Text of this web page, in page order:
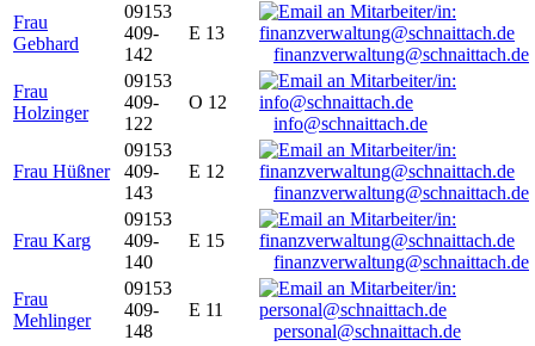
Frau
Gebhard
09153
409-
142
E 13
finanzverwaltung@schnaittach.de
Frau
Holzinger
09153
409-
122
O 12
info@schnaittach.de
Frau Hüßner
09153
409-
143
E 12
finanzverwaltung@schnaittach.de
Frau Karg
09153
409-
140
E 15
finanzverwaltung@schnaittach.de
Frau
Mehlinger
09153
409-
148
E 11
personal@schnaittach.de